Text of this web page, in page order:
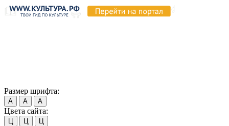
Размер шрифта:
А А А
Цвета сайта:
Ц Ц Ц